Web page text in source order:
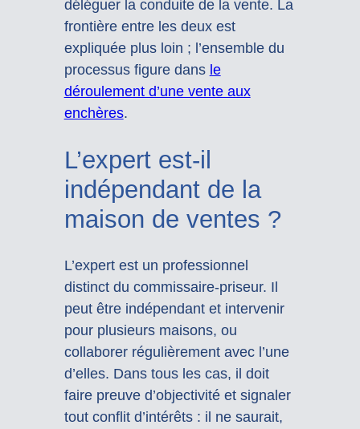
déléguer la conduite de la vente. La
frontière entre les deux est
expliquée plus loin ; l’ensemble du
processus figure dans le
déroulement d’une vente aux
enchères.
L’expert est-il
indépendant de la
maison de ventes ?
L’expert est un professionnel
distinct du commissaire-priseur. Il
peut être indépendant et intervenir
pour plusieurs maisons, ou
collaborer régulièrement avec l’une
d’elles. Dans tous les cas, il doit
faire preuve d’objectivité et signaler
tout conflit d’intérêts : il ne saurait,